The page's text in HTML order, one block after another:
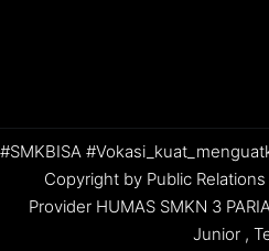
#SMKBISA
Copyright by Public
Provider HUMAS SMKN 3
Junior ,